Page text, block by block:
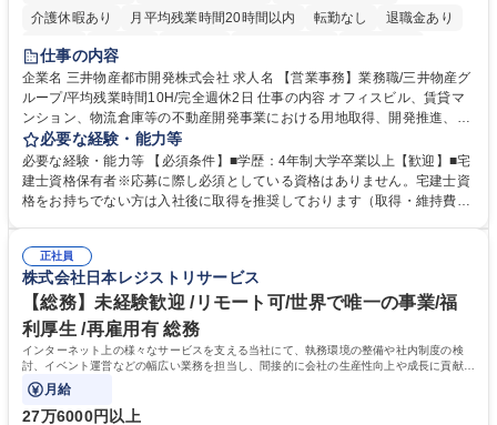
介護休暇あり
月平均残業時間20時間以内 転勤なし
退職金あり
在宅OK
賞与あり
駅近5分以内
土日祝休み 寮・社宅あり
仕事の内容
企業名 三井物産都市開発株式会社 求人名 【営業事務】業務職/三井物産グ
ループ/平均残業時間10H/完全週休2日 仕事の内容 オフィスビル、賃貸マ
ンション、物流倉庫等の不動産開発事業における用地取得、開発推進、賃
貸運営、売却、仲介・活用提案等を行う営業部門において事務業務を担当
いただきます。 【詳細】・契約書管理、契約書製本、捺印対応、ファイリ
ング、登記簿取得、調書取得・支払業務（各種費用支払、支払管理、請
求・支払データ登録、取引先マスター申請対応）・予算作成及び予実管
の他に担当頂く業務が発生する場合があります。 募集職種 【営業事務】
業務職/三井物産グループ/平均残業時間10H/完全週休2日
必要な経験・能力等
必要な経験・能力等 【必須条件】■学歴：4年制大学卒業以上【歓迎】■宅
建士資格保有者※応募に際し必須としている資格はありません。宅建士資
格をお持ちでない方は入社後に取得を推奨しております（取得・維持費用
ション力がある方。 ・チャレンジを厭わず、粘り強く業務に取り組める
方。多様な関係者と謙虚に信頼関係を構築でき、期限を意識したスケジュ
ール管理が出来る方。※将来的に他部署（営業部門、コーポレート部門）
へのジョブローテーションの可能性があります。 学歴・資格 学歴：大学
院 大学 語学力： 資格：宅地建物取引士
正社員
株式会社日本レジストリサービス
【総務】未経験歓迎 /リモート可/世界で唯一の事業/福
利厚生 /再雇用有 総務
インターネット上の様々なサービスを支える当社にて、執務環境の整備や社内制度の検
討、イベント運営などの幅広い業務を担当し、間接的に会社の生産性向上や成長に貢献し
ている部署です。
月給
27万6000円以上